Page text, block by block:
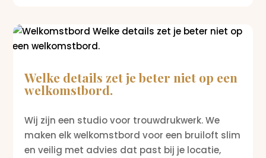
Welke details zet je beter niet op een
welkomstbord.
Wij zijn een studio voor trouwdrukwerk. We
maken elk welkomstbord voor een bruiloft slim
en veilig met advies dat past bij je locatie,